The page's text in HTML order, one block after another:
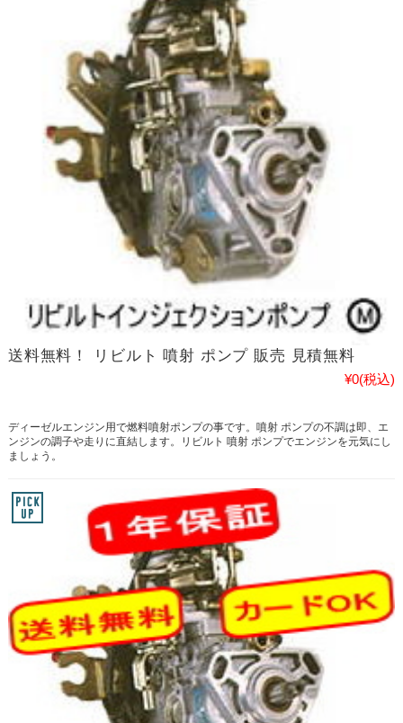
送料無料！ リビルト 噴射 ポンプ 販売 見積無料
¥0(税込)
ディーゼルエンジン用で燃料噴射ポンプの事です。噴射 ポンプの不調は即、エ
ンジンの調子や走りに直結します。リビルト 噴射 ポンプでエンジンを元気にし
ましょう。